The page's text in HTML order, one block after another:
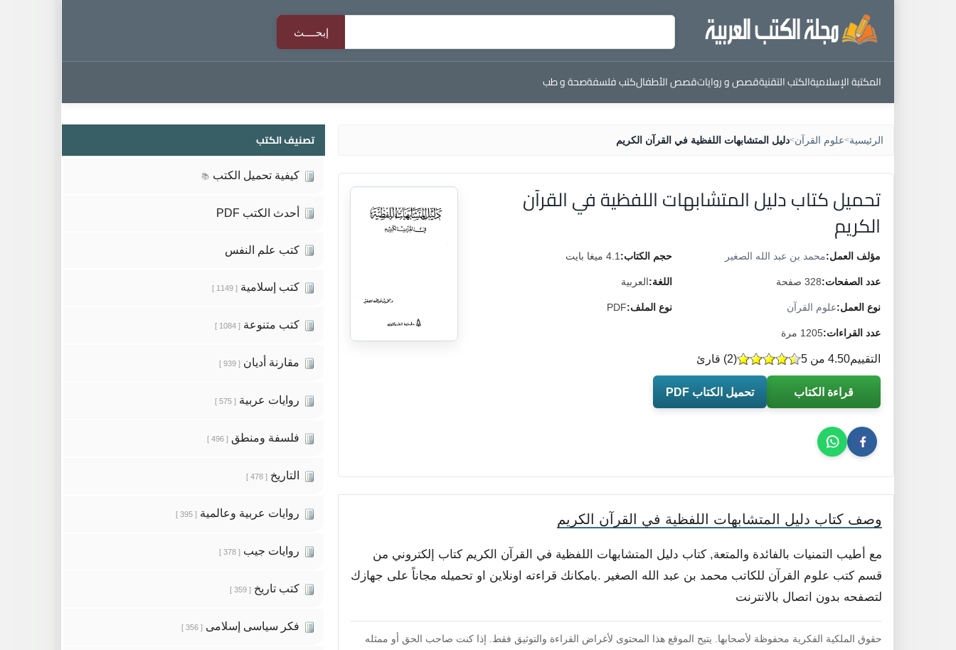
المكتبة الإسلاميةالكتب التقنيةقصص و رواياتقصص الأطفالكتب فلسفةصحة و طب
الرئيسية>علوم القرآن>دليل المتشابهات اللفظية في القرآن الكريم
تحميل كتاب دليل المتشابهات اللفظية في القرآن
الكريم
مؤلف العمل:محمد بن عبد الله الصغير حجم الكتاب: 4.1 ميغا بايت
عدد الصفحات:328 صفحة اللغة:العربية
نوع العمل:علوم القرآن نوع الملف:PDF
عدد القراءات:1205 مرة
التقييم (
2) قارئ 4.50 من 5
قراءة الكتاب تحميل الكتاب PDF
وصف كتاب دليل المتشابهات اللفظية في القرآن الكريم
مع أطيب التمنيات بالفائدة والمتعة, كتاب دليل المتشابهات اللفظية في القرآن الكريم كتاب إلكتروني من
قسم كتب علوم القرآن للكاتب محمد بن عبد الله الصغير .بامكانك قراءته اونلاين او تحميله مجاناً على جهازك
لتصفحه بدون اتصال بالانترنت
حقوق الملكية الفكرية محفوظة لأصحابها. يتيح الموقع هذا المحتوى لأغراض القراءة والتوثيق فقط. إذا كنت صاحب الحق أو ممثله
تصنيف الكتب
كيفية تحميل الكتب 📚
أحدث الكتب PDF
كتب علم النفس
كتب إسلامية [ 1149 ]
كتب متنوعة [ 1084 ]
مقارنة أديان [ 939 ]
روايات عربية [ 575 ]
فلسفة ومنطق [ 496 ]
التاريخ [ 478 ]
روايات عربية وعالمية [ 395 ]
روايات جيب [ 378 ]
كتب تاريخ [ 359 ]
فكر سياسى إسلامى [ 356 ]